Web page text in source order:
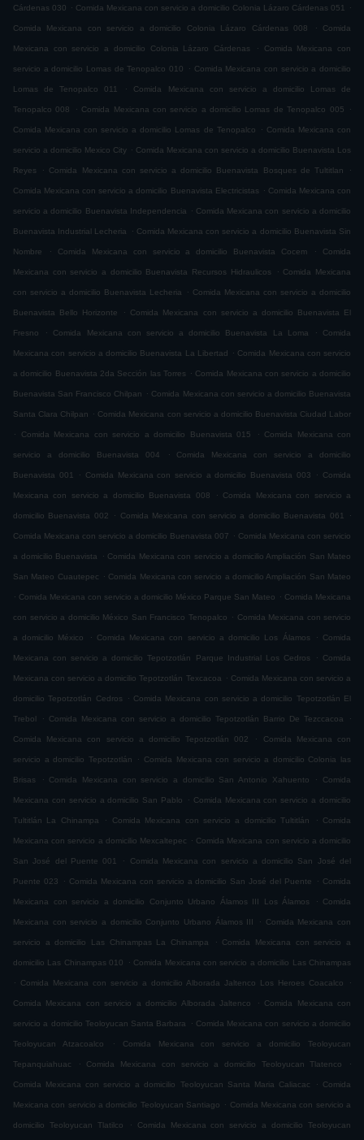
Cárdenas 030 . Comida Mexicana con servicio a domicilio Colonia Lázaro Cárdenas 051 .
Comida Mexicana con servicio a domicilio Colonia Lázaro Cárdenas 008 . Comida
Mexicana con servicio a domicilio Colonia Lázaro Cárdenas . Comida Mexicana con
servicio a domicilio Lomas de Tenopalco 010 . Comida Mexicana con servicio a domicilio
Lomas de Tenopalco 011 . Comida Mexicana con servicio a domicilio Lomas de
Tenopalco 008 . Comida Mexicana con servicio a domicilio Lomas de Tenopalco 005 .
Comida Mexicana con servicio a domicilio Lomas de Tenopalco . Comida Mexicana con
servicio a domicilio Mexico City . Comida Mexicana con servicio a domicilio Buenavista Los
Reyes . Comida Mexicana con servicio a domicilio Buenavista Bosques de Tultitlan .
Comida Mexicana con servicio a domicilio Buenavista Electricistas . Comida Mexicana con
servicio a domicilio Buenavista Independencia . Comida Mexicana con servicio a domicilio
Buenavista Industrial Lecheria . Comida Mexicana con servicio a domicilio Buenavista Sin
Nombre . Comida Mexicana con servicio a domicilio Buenavista Cocem . Comida
Mexicana con servicio a domicilio Buenavista Recursos Hidraulicos . Comida Mexicana
con servicio a domicilio Buenavista Lecheria . Comida Mexicana con servicio a domicilio
Buenavista Bello Horizonte . Comida Mexicana con servicio a domicilio Buenavista El
Fresno . Comida Mexicana con servicio a domicilio Buenavista La Loma . Comida
Mexicana con servicio a domicilio Buenavista La Libertad . Comida Mexicana con servicio
a domicilio Buenavista 2da Sección las Torres . Comida Mexicana con servicio a domicilio
Buenavista San Francisco Chilpan . Comida Mexicana con servicio a domicilio Buenavista
Santa Clara Chilpan . Comida Mexicana con servicio a domicilio Buenavista Ciudad Labor
.
Comida Mexicana con servicio a domicilio Buenavista 015 . Comida Mexicana con
servicio a domicilio Buenavista 004 . Comida Mexicana con servicio a domicilio
Buenavista 001 . Comida Mexicana con servicio a domicilio Buenavista 003 . Comida
Mexicana con servicio a domicilio Buenavista 008 . Comida Mexicana con servicio a
domicilio Buenavista 002 . Comida Mexicana con servicio a domicilio Buenavista 061 .
Comida Mexicana con servicio a domicilio Buenavista 007 . Comida Mexicana con servicio
a domicilio Buenavista . Comida Mexicana con servicio a domicilio Ampliación San Mateo
San Mateo Cuautepec . Comida Mexicana con servicio a domicilio Ampliación San Mateo
. Comida Mexicana con servicio a domicilio México Parque San Mateo . Comida Mexicana
con servicio a domicilio México San Francisco Tenopalco . Comida Mexicana con servicio
a domicilio México . Comida Mexicana con servicio a domicilio Los Álamos . Comida
Mexicana con servicio a domicilio Tepotzotlán Parque Industrial Los Cedros . Comida
Mexicana con servicio a domicilio Tepotzotlán Texcacoa . Comida Mexicana con servicio a
domicilio Tepotzotlán Cedros . Comida Mexicana con servicio a domicilio Tepotzotlán El
Trebol . Comida Mexicana con servicio a domicilio Tepotzotlán Barrio De Tezccacoa .
Comida Mexicana con servicio a domicilio Tepotzotlán 002 . Comida Mexicana con
servicio a domicilio Tepotzotlán . Comida Mexicana con servicio a domicilio Colonia las
Brisas . Comida Mexicana con servicio a domicilio San Antonio Xahuento . Comida
Mexicana con servicio a domicilio San Pablo . Comida Mexicana con servicio a domicilio
Tultitlán La Chinampa . Comida Mexicana con servicio a domicilio Tultitlán . Comida
Mexicana con servicio a domicilio Mexcaltepec . Comida Mexicana con servicio a domicilio
San José del Puente 001 . Comida Mexicana con servicio a domicilio San José del
Puente 023 . Comida Mexicana con servicio a domicilio San José del Puente . Comida
Mexicana con servicio a domicilio Conjunto Urbano Álamos III Los Álamos . Comida
Mexicana con servicio a domicilio Conjunto Urbano Álamos III . Comida Mexicana con
servicio a domicilio Las Chinampas La Chinampa . Comida Mexicana con servicio a
domicilio Las Chinampas 010 . Comida Mexicana con servicio a domicilio Las Chinampas
.
Comida Mexicana con servicio a domicilio Alborada Jaltenco Los Heroes Coacalco .
Comida Mexicana con servicio a domicilio Alborada Jaltenco . Comida Mexicana con
servicio a domicilio Teoloyucan Santa Barbara . Comida Mexicana con servicio a domicilio
Teoloyucan Atzacoalco . Comida Mexicana con servicio a domicilio Teoloyucan
Tepanquiahuac . Comida Mexicana con servicio a domicilio Teoloyucan Tlatenco .
Comida Mexicana con servicio a domicilio Teoloyucan Santa Maria Caliacac . Comida
Mexicana con servicio a domicilio Teoloyucan Santiago . Comida Mexicana con servicio a
domicilio Teoloyucan Tlatilco . Comida Mexicana con servicio a domicilio Teoloyucan